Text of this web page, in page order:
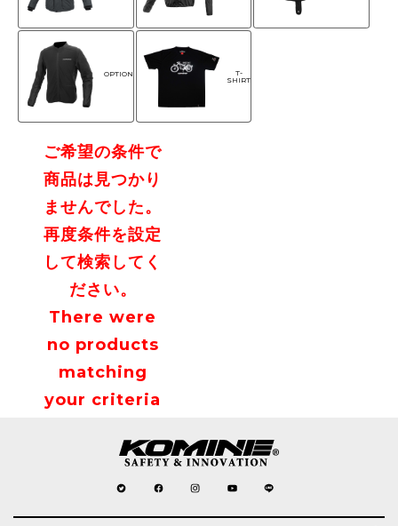
OPTION
T-
SHIRT
ご希望の条件で
商品は見つかり
ませんでした。
再度条件を設定
して検索してく
ださい。
There were
no products
matching
your criteria